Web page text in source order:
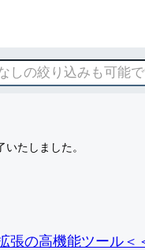
たしました。
張の高機能ツール＜